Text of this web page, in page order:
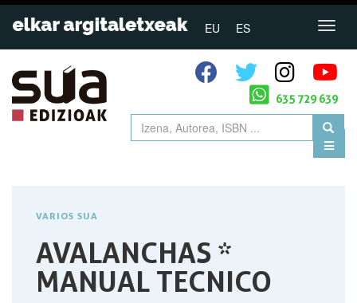
EU ES
635 729 639
VARIOS SUA
AVALANCHAS *
MANUAL TECNICO